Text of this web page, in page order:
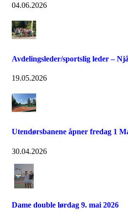
04.06.2026
Avdelingsleder/sportslig leder –
19.05.2026
Utendørsbanene åpner fredag 1
30.04.2026
Dame double lørdag 9. mai 2026